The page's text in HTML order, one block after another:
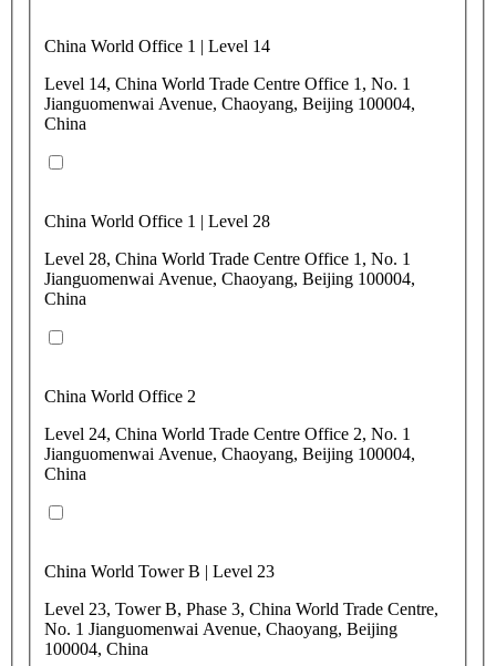
China World Office 1 | Level 14
Level 14, China World Trade Centre Office 1, No. 1
Jianguomenwai Avenue, Chaoyang, Beijing 100004,
China
China World Office 1 | Level 28
Level 28, China World Trade Centre Office 1, No. 1
Jianguomenwai Avenue, Chaoyang, Beijing 100004,
China
China World Office 2
Level 24, China World Trade Centre Office 2, No. 1
Jianguomenwai Avenue, Chaoyang, Beijing 100004,
China
China World Tower B | Level 23
Level 23, Tower B, Phase 3, China World Trade Centre,
No. 1 Jianguomenwai Avenue, Chaoyang, Beijing
100004, China